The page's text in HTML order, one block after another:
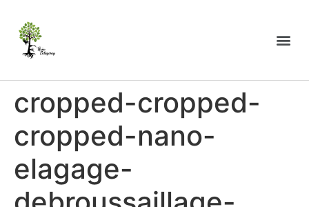
cropped-cropped-
cropped-nano-
elagage-